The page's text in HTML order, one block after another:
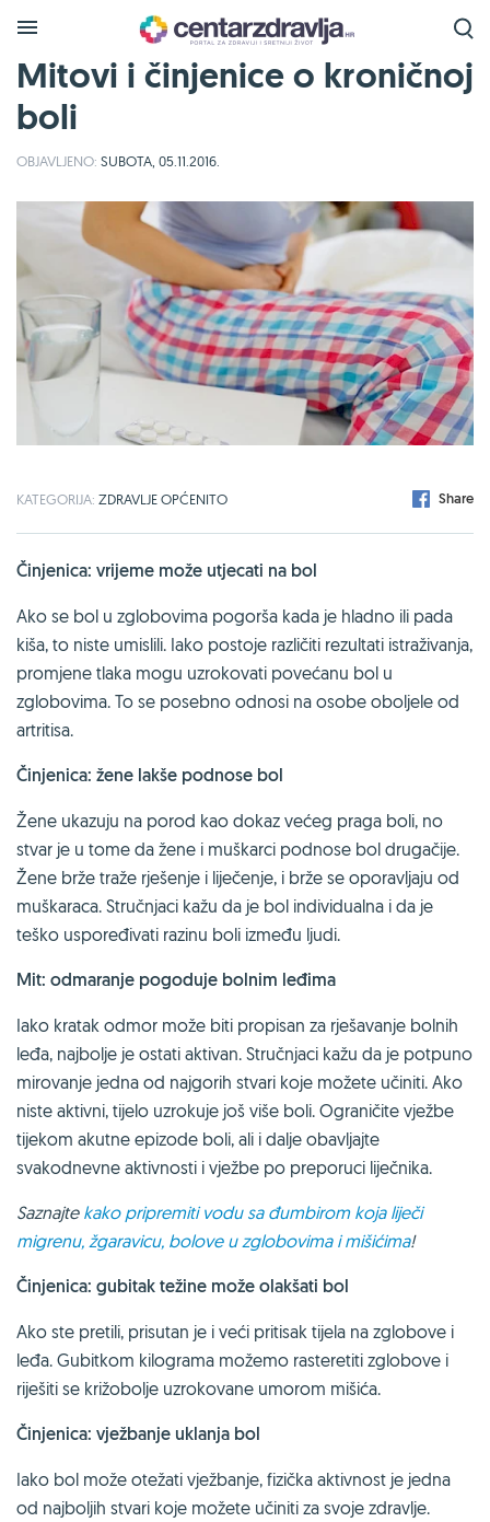
Mitovi i činjenice o kroničnoj
boli
OBJAVLJENO: SUBOTA, 05.11.2016.
KATEGORIJA: ZDRAVLJE OPĆENITO Share
Činjenica: vrijeme može utjecati na bol
Ako se bol u zglobovima pogorša kada je hladno ili pada
kiša, to niste umislili. Iako postoje različiti rezultati istraživanja,
promjene tlaka mogu uzrokovati povećanu bol u
zglobovima. To se posebno odnosi na osobe oboljele od
artritisa.
Činjenica: žene lakše podnose bol
Žene ukazuju na porod kao dokaz većeg praga boli, no
stvar je u tome da žene i muškarci podnose bol drugačije.
Žene brže traže rješenje i liječenje, i brže se oporavljaju od
muškaraca. Stručnjaci kažu da je bol individualna i da je
teško uspoređivati razinu boli između ljudi.
Mit: odmaranje pogoduje bolnim leđima
Iako kratak odmor može biti propisan za rješavanje bolnih
leđa, najbolje je ostati aktivan. Stručnjaci kažu da je potpuno
mirovanje jedna od najgorih stvari koje možete učiniti. Ako
niste aktivni, tijelo uzrokuje još više boli. Ograničite vježbe
tijekom akutne epizode boli, ali i dalje obavljajte
svakodnevne aktivnosti i vježbe po preporuci liječnika.
Saznajte kako pripremiti vodu sa đumbirom koja liječi
migrenu, žgaravicu, bolove u zglobovima i mišićima!
Činjenica: gubitak težine može olakšati bol
Ako ste pretili, prisutan je i veći pritisak tijela na zglobove i
leđa. Gubitkom kilograma možemo rasteretiti zglobove i
riješiti se križobolje uzrokovane umorom mišića.
Činjenica: vježbanje uklanja bol
Iako bol može otežati vježbanje, fizička aktivnost je jedna
od najboljih stvari koje možete učiniti za svoje zdravlje.